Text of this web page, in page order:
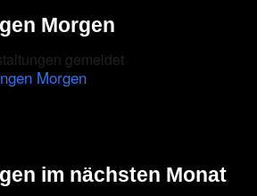
Morgen
gemeldet
Morgen
im nächsten Monat